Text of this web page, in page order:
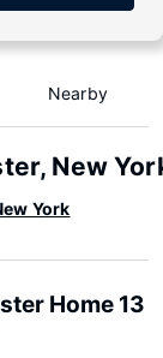
Nearby
New
York
Home 13